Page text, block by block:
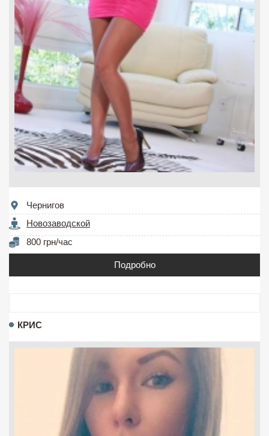
Чернигов
Новозаводской
800 грн/час
Подробно
КРИС